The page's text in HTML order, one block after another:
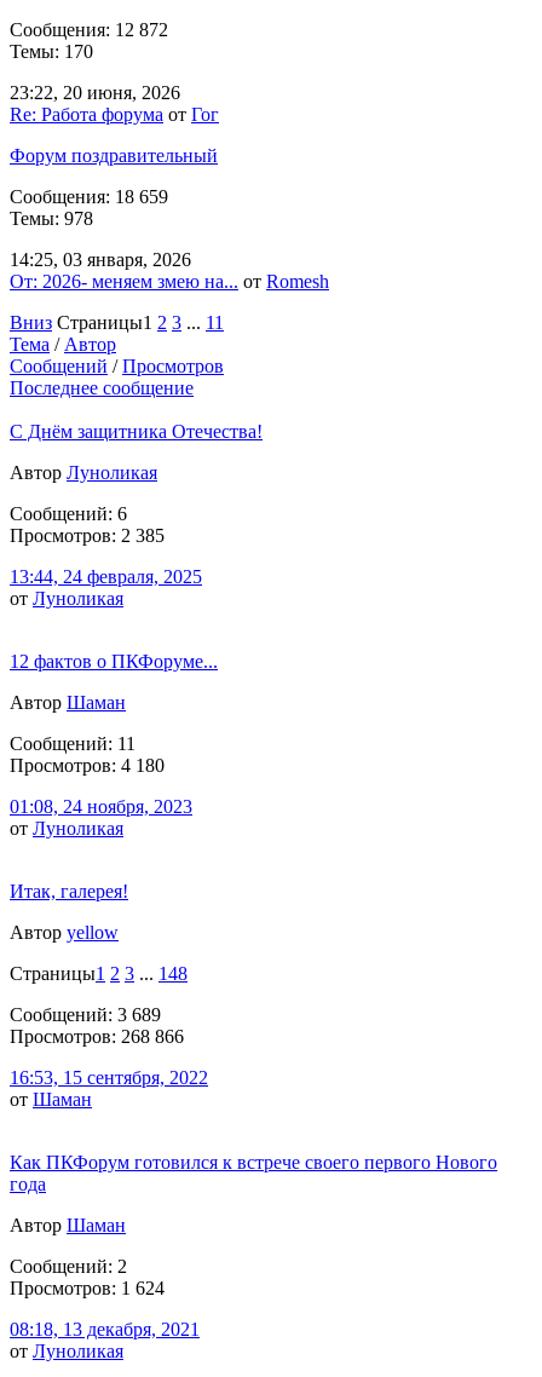
Сообщения: 12 872
Темы: 170
23:22, 20 июня, 2026
Re: Работа форума от Гог
Форум поздравительный
Сообщения: 18 659
Темы: 978
14:25, 03 января, 2026
От: 2026- меняем змею на... от Romesh
Вниз Страницы1 2 3 ... 11
Тема / Автор
Сообщений /Просмотров
Последнее сообщение
С Днём защитника Отечества!
Автор Луноликая
Сообщений: 6
Просмотров: 2 385
13:44, 24 февраля, 2025
от Луноликая
12 фактов о ПКФоруме...
Автор Шаман
Сообщений: 11
Просмотров: 4 180
01:08, 24 ноября, 2023
от Луноликая
Итак, галерея!
Автор yellow
Страницы1 2 3 ... 148
Сообщений: 3 689
Просмотров: 268 866
16:53, 15 сентября, 2022
от Шаман
Как ПКФорум готовился к встрече своего первого Нового
года
Автор Шаман
Сообщений: 2
Просмотров: 1 624
08:18, 13 декабря, 2021
от Луноликая